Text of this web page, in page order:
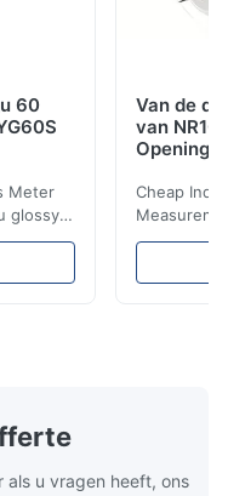
60
Meter
glossy
Gloss
ink,
our
Van de
van
Opening
Cheap
meter Silk
Precision
als u vragen heeft, ons